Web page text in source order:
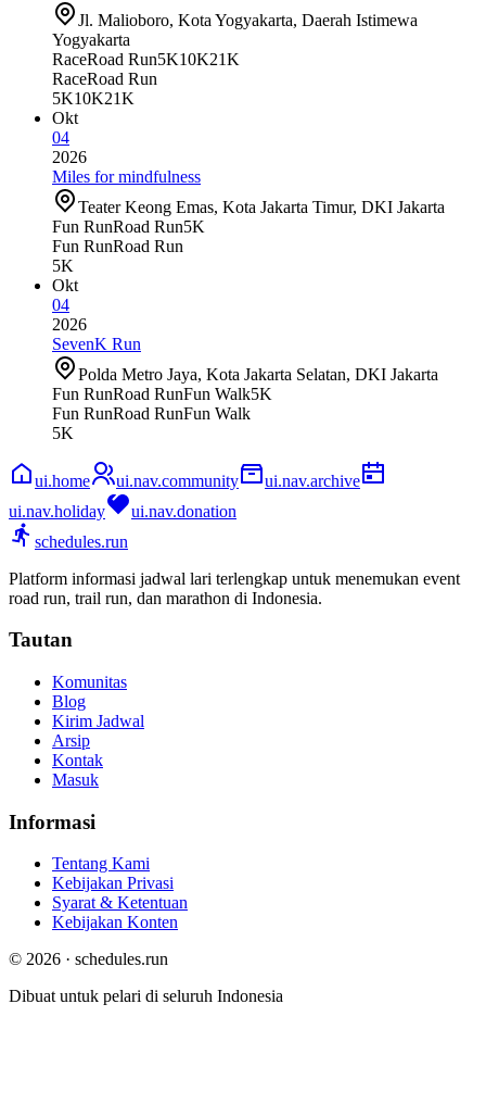
Jl. Malioboro, Kota Yogyakarta, Daerah Istimewa
Yogyakarta
RaceRoad Run5K10K21K
RaceRoad Run
5K10K21K
Okt
04
2026
Miles for mindfulness
Teater Keong Emas, Kota Jakarta Timur, DKI Jakarta
Fun RunRoad Run5K
Fun RunRoad Run
5K
Okt
04
2026
SevenK Run
Polda Metro Jaya, Kota Jakarta Selatan, DKI Jakarta
Fun RunRoad RunFun Walk5K
Fun RunRoad RunFun Walk
5K
ui.home ui.nav.community
ui.nav.archive
ui.nav.holiday
ui.nav.donation
schedules.run
Platform informasi jadwal lari terlengkap untuk menemukan event
road run, trail run, dan marathon di Indonesia.
Tautan
Komunitas
Blog
Kirim Jadwal
Arsip
Kontak
Masuk
Informasi
Tentang Kami
Kebijakan Privasi
Syarat & Ketentuan
Kebijakan Konten
© 2026 · schedules.run
Dibuat untuk pelari di seluruh Indonesia